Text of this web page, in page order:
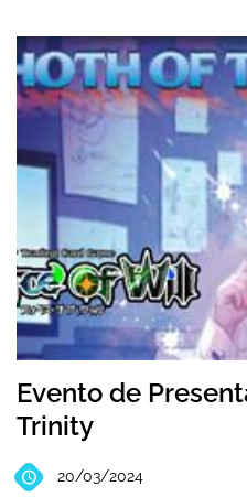
Evento de
Trinity
20/03/2024